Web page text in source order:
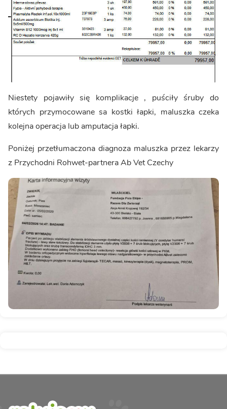
Niestety pojawiły się komplikacje , puściły śruby do
których przymocowane sa kostki łapki, maluszka czeka
kolejna operacja lub amputacja łapki.
Poniżej przetłumaczona diagnoza maluszka przez lekarzy
z Przychodni Rohwet-partnera Ab Vet Czechy